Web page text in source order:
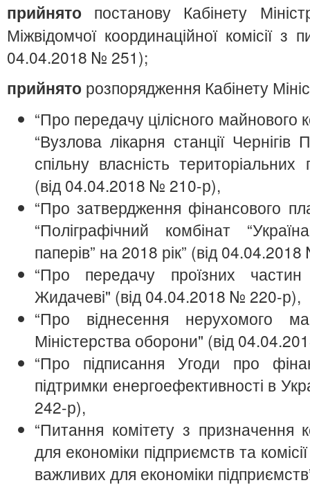
прийнято постанову Кабінету
Міжвідомчої координаційної комісії з
04.04.2018 № 251);
прийнято розпорядження Кабінету
“Про передачу цілісного
“Вузлова лікарня станції Чернігів
спільну власність територіальних
(від 04.04.2018 № 210-р),
“Про затвердження фінансового
“Поліграфічний комбінат
паперів” на 2018 рік” (від
“Про передачу проїзних
Жидачеві" (від 04.04.2018 № 220-р),
“Про віднесення нерухомого
Міністерства оборони" (від
“Про підписання Угоди про
підтримки енергоефективності в
242-р),
“Питання комітету з призначення
для економіки підприємств та
важливих для економіки